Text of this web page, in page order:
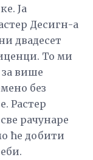
Ја
Десигн-а
двадесет
То ми
за више
без
Растер
рачунаре
ће добити